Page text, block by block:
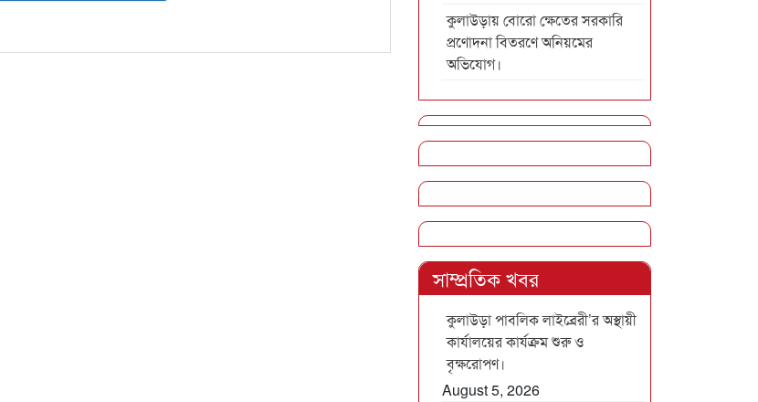
কুলাউড়ায় বোরো ক্ষেতের সরকারি
প্রণোদনা বিতরণে অনিয়মের
অভিযোগ।
সাম্প্রতিক খবর
কুলাউড়া পাবলিক লাইব্রেরী’র অস্থায়ী
কার্যালয়ের কার্যক্রম শুরু ও
বৃক্ষরোপণ।
August 5, 2026